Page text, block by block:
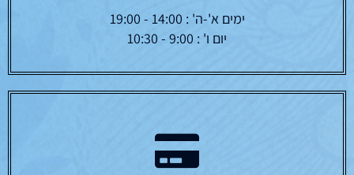
ימים א'-ה' : 14:00 - 19:00
יום ו' : 9:00 - 10:30